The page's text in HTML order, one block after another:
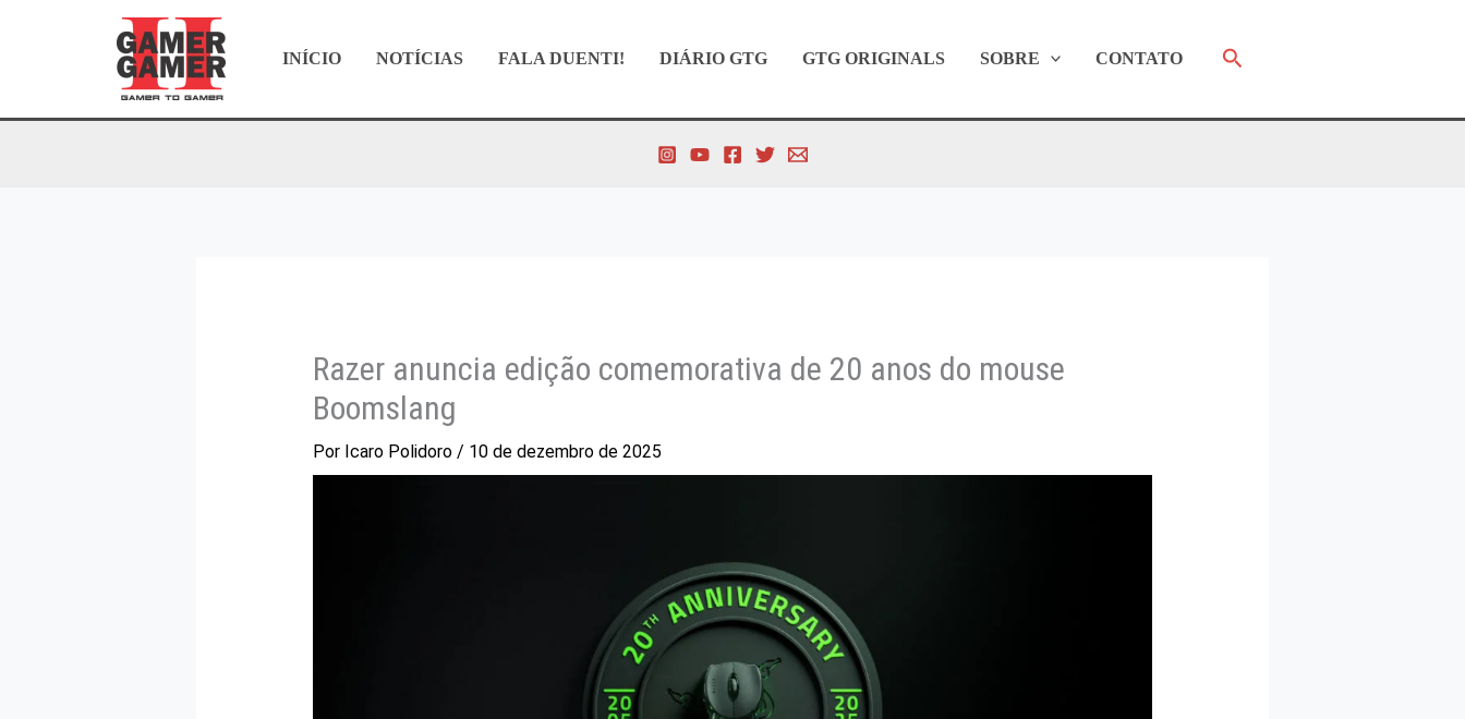
INÍCIO NOTÍCIAS FALA DUENTI! DIÁRIO GTG GTG ORIGINALS SOBRE CONTATO Pesquisar
Razer anuncia edição comemorativa de 20 anos do mouse
Boomslang
Por Icaro Polidoro / 10 de dezembro de 2025